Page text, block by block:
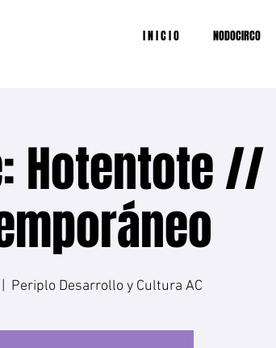
I N I C I O NODOCIRCO
Hotentote //
Periplo Desarrollo y Cultura AC